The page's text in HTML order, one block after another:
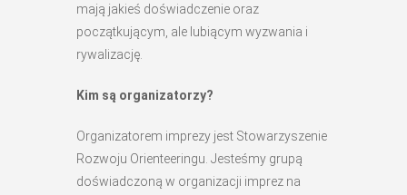
mają jakieś doświadczenie oraz
początkującym, ale lubiącym wyzwania i
rywalizację.
Kim są organizatorzy?
Organizatorem imprezy jest Stowarzyszenie
Rozwoju Orienteeringu. Jesteśmy grupą
doświadczoną w organizacji imprez na